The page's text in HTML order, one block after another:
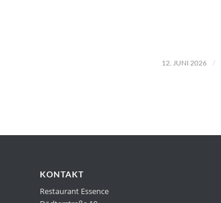
12. JUNI 2026 /
KONTAKT
Restaurant Essence